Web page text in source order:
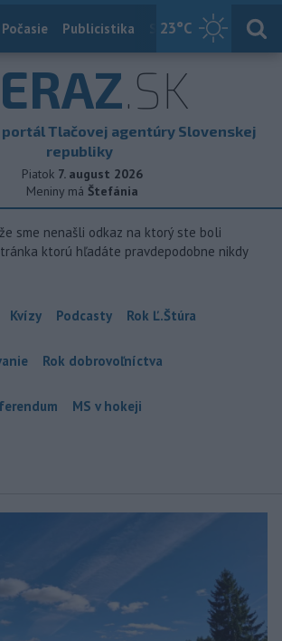
23°C
Počasie Publicistika Slovensko
.SK
Tlačovej agentúry Slovenskej
republiky
Piatok 7. august 2026
Meniny má Štefánia
sme nenašli odkaz na ktorý ste boli
ktorú hľadáte pravdepodobne nikdy
Kvízy Podcasty Rok Ľ.Štúra
Rok dobrovoľníctva
MS v hokeji